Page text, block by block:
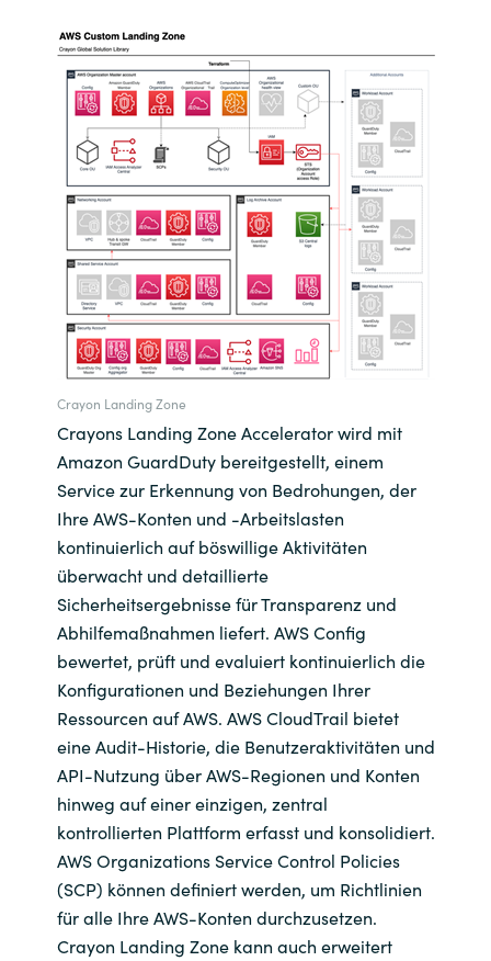
Crayon Landing Zone
Crayons Landing Zone Accelerator wird mit
Amazon GuardDuty bereitgestellt, einem
Service zur Erkennung von Bedrohungen, der
Ihre AWS-Konten und -Arbeitslasten
kontinuierlich auf böswillige Aktivitäten
überwacht und detaillierte
Sicherheitsergebnisse für Transparenz und
Abhilfemaßnahmen liefert. AWS Config
bewertet, prüft und evaluiert kontinuierlich die
Konfigurationen und Beziehungen Ihrer
Ressourcen auf AWS. AWS CloudTrail bietet
eine Audit-Historie, die Benutzeraktivitäten und
API-Nutzung über AWS-Regionen und Konten
hinweg auf einer einzigen, zentral
kontrollierten Plattform erfasst und konsolidiert.
AWS Organizations Service Control Policies
(SCP) können definiert werden, um Richtlinien
für alle Ihre AWS-Konten durchzusetzen.
Crayon Landing Zone kann auch erweitert